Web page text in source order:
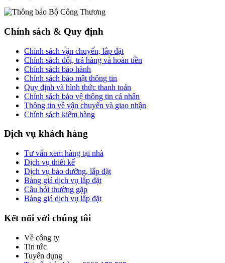
Chính sách & Quy định
Chính sách vận chuyển, lắp đặt
Chính sách đổi, trả hàng và hoàn tiền
Chính sách bảo hành
Chính sách bảo mật thông tin
Quy định và hình thức thanh toán
Chính sách bảo vệ thông tin cá nhân
Thông tin về vận chuyển và giao nhận
Chính sách kiểm hàng
Dịch vụ khách hàng
Tư vấn xem hàng tại nhà
Dịch vụ thiết kế
Dịch vụ bảo dưỡng, lắp đặt
Bảng giá dịch vụ lắp đặt
Câu hỏi thường gặp
Bảng giá dịch vụ lắp đặt
Kết nối với chúng tôi
Về công ty
Tin tức
Tuyển dụng